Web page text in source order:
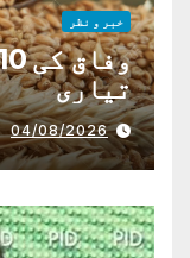
خبر و نظر
تیاری
04/08/2026